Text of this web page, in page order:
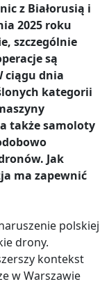
z Białorusią i
2025 roku
szczególnie
są
ciągu dnia
kategorii
także samoloty
Jak
ma zapewnić
polskiej
drony.
kontekst
w Warszawie